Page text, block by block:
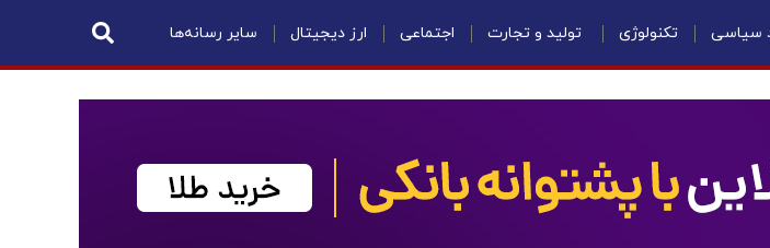
سیاسی تکنولوژی تولید و تجارت اجتماعی ارز دیجیتال سایر رسانه‌ها